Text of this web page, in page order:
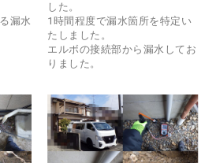
漏水
した。
1時間程度で漏水箇所を特定い
たしました。
エルボの接続部から漏水してお
りました。